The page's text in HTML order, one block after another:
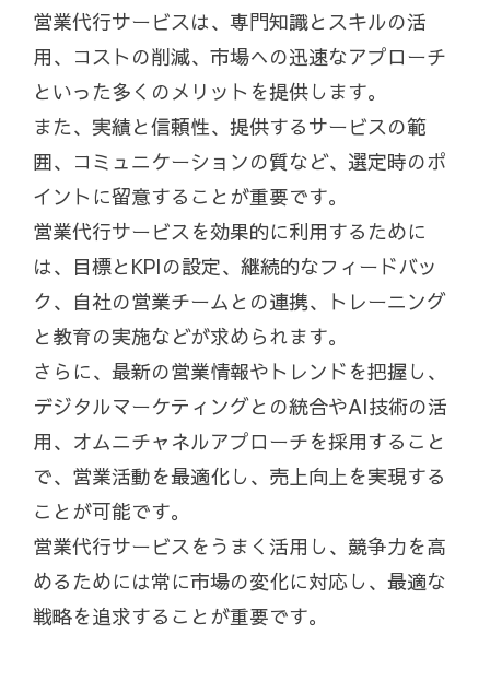
営業代行サービスは、専門知識とスキルの活
用、コストの削減、市場への迅速なアプローチ
といった多くのメリットを提供します。
また、実績と信頼性、提供するサービスの範
囲、コミュニケーションの質など、選定時のポ
イントに留意することが重要です。
営業代行サービスを効果的に利用するために
は、目標とKPIの設定、継続的なフィードバッ
ク、自社の営業チームとの連携、トレーニング
と教育の実施などが求められます。
さらに、最新の営業情報やトレンドを把握し、
デジタルマーケティングとの統合やAI技術の活
用、オムニチャネルアプローチを採用すること
で、営業活動を最適化し、売上向上を実現する
ことが可能です。
営業代行サービスをうまく活用し、競争力を高
めるためには常に市場の変化に対応し、最適な
戦略を追求することが重要です。